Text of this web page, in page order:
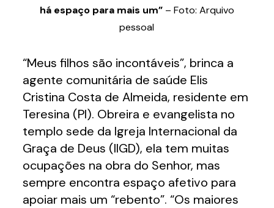
há espaço para mais um” – Foto: Arquivo
pessoal
“Meus filhos são incontáveis”, brinca a
agente comunitária de saúde Elis
Cristina Costa de Almeida, residente em
Teresina (PI). Obreira e evangelista no
templo sede da Igreja Internacional da
Graça de Deus (IIGD), ela tem muitas
ocupações na obra do Senhor, mas
sempre encontra espaço afetivo para
apoiar mais um “rebento”. “Os maiores